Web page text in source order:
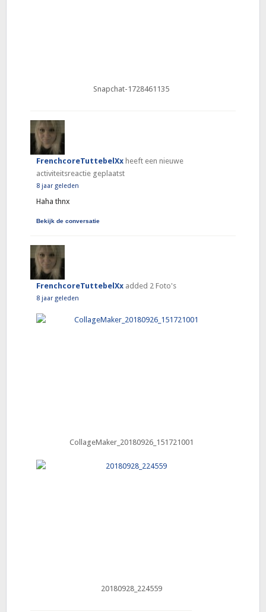
Snapchat-1728461135
FrenchcoreTuttebelXx heeft een nieuwe
activiteitsreactie geplaatst
8 jaar geleden
Haha thnx
Bekijk de conversatie
FrenchcoreTuttebelXx added 2 Foto's
8 jaar geleden
CollageMaker_20180926_151721001
20180928_224559